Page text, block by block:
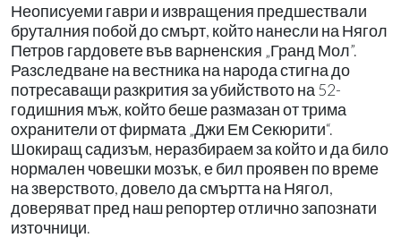
Неописуеми гаври и извращения предшествали
бруталния побой до смърт, който нанесли на Нягол
Петров гардовете във варненския „Гранд Мол”.
Разследване на вестника на народа стигна до
потресаващи разкрития за убийството на 52-
годишния мъж, който беше размазан от трима
охранители от фирмата „Джи Ем Секюрити“.
Шокиращ садизъм, неразбираем за който и да било
нормален човешки мозък, е бил проявен по време
на зверството, довело да смъртта на Нягол,
доверяват пред наш репортер отлично запознати
източници.